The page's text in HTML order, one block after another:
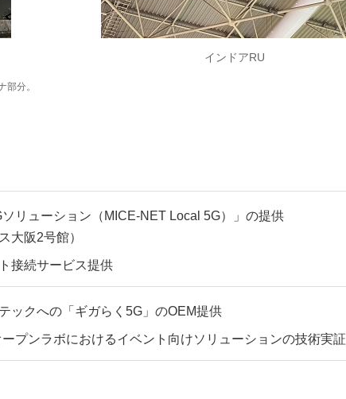
インドアRU
分。
ソリューション（MICE-NET Local 5G）」の提供
大阪2号館）
接続サービス提供
ックへの「ギガらく5G」のOEM提供
ープンラボにおけるイベント向けソリューションの技術実証